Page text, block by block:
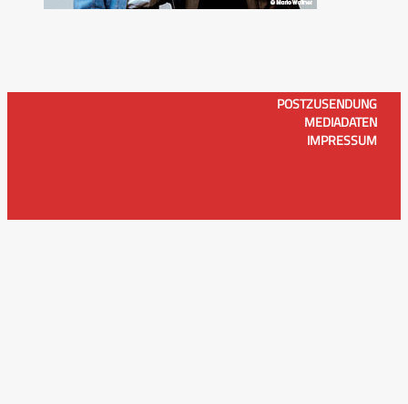
POSTZUSENDUNG
MEDIADATEN
IMPRESSUM